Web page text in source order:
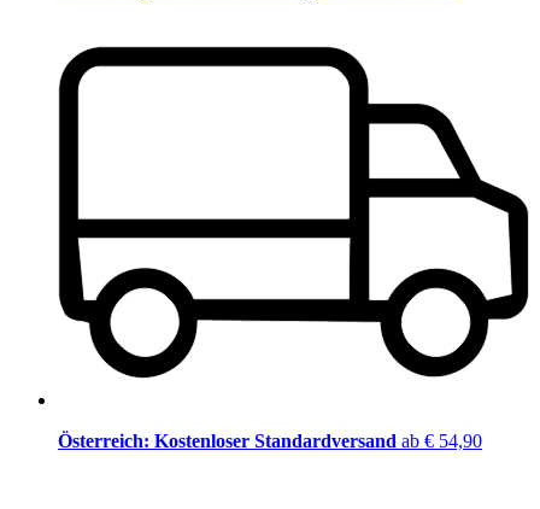
Österreich: Kostenloser Standardversand ab € 54,90